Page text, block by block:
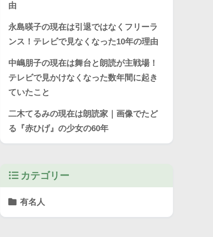
由
永島暎子の現在は引退ではなくフリーラ
ンス！テレビで見なくなった10年の理由
中嶋朋子の現在は舞台と朗読が主戦場！
テレビで見かけなくなった数年間に起き
ていたこと
二木てるみの現在は朗読家｜画像でたど
る『赤ひげ』の少女の60年
カテゴリー
有名人